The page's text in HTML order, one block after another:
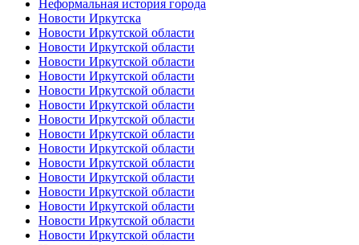
Неформальная история города
Новости Иркутска
Новости Иркутской области
Новости Иркутской области
Новости Иркутской области
Новости Иркутской области
Новости Иркутской области
Новости Иркутской области
Новости Иркутской области
Новости Иркутской области
Новости Иркутской области
Новости Иркутской области
Новости Иркутской области
Новости Иркутской области
Новости Иркутской области
Новости Иркутской области
Новости Иркутской области